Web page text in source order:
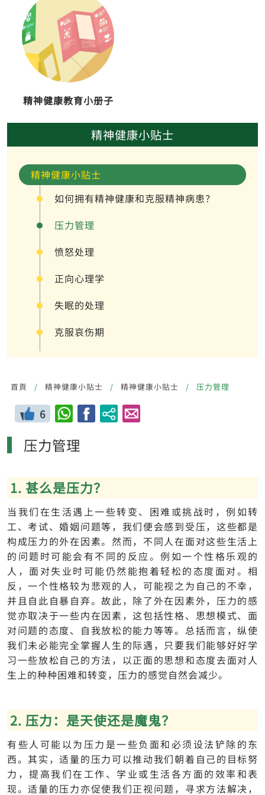
精神健康教育小册子
精神健康小贴士
精神健康小贴士
如何拥有精神健康和克服精神病患？
压力管理
愤怒处理
正向心理学
失眠的处理
克服哀伤期
首頁 精神健康小贴士 精神健康小贴士 压力管理
6
压力管理
1. 甚么是压力？
当我们在生活遇上一些转变、困难或挑战时，例如转
工、考试、婚姻问题等，我们便会感到受压，这些都是
构成压力的外在因素。然而，不同人在面对这些生活上
的问题时可能会有不同的反应。例如一个性格乐观的
人，面对失业时可能仍然能抱着轻松的态度面对。相
反，一个性格较为悲观的人，可能视之为自己的不幸，
并且自此自暴自弃。故此，除了外在因素外，压力的感
觉亦取决于一些内在因素，这包括性格、思想模式、面
对问题的态度、自我放松的能力等等。总括而言，纵使
我们未必能完全掌握人生的际遇，只要我们能够好好学
习一些放松自己的方法，以正面的思想和态度去面对人
生上的种种困难和转变，压力的感觉自然会减少。
2. 压力：是天使还是魔鬼？
有些人可能以为压力是一些负面和必须设法铲除的东
西。其实，适量的压力可以推动我们朝着自己的目标努
力，提高我们在工作、学业或生活各方面的效率和表
现。适量的压力亦促使我们正视问题，寻求方法解决，